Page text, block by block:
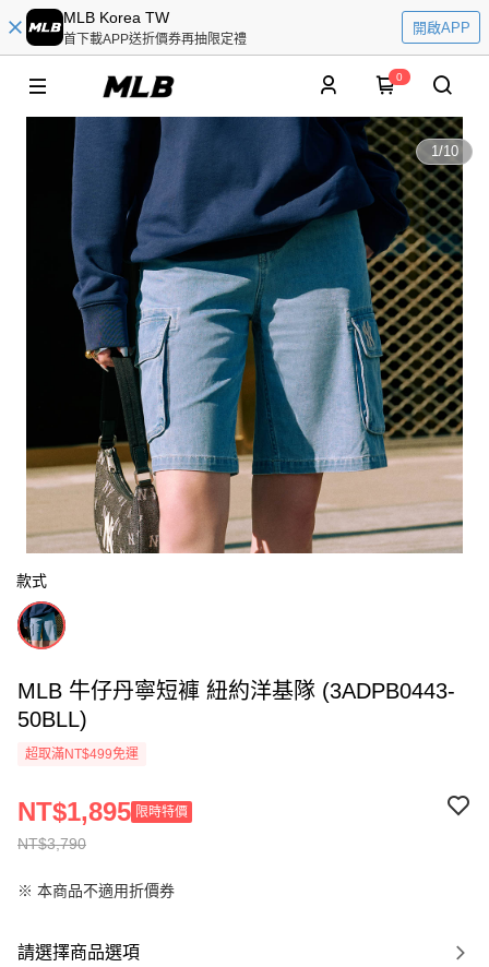
MLB Korea TW
首下載APP送折價券再抽限定禮
開啟APP
0
1/10
款式
MLB 牛仔丹寧短褲 紐約洋基隊 (3ADPB0443-
50BLL)
超取滿NT$499免運
NT$3,790
NT$1,895 限時特價
※ 本商品不適用折價券
請選擇商品選項